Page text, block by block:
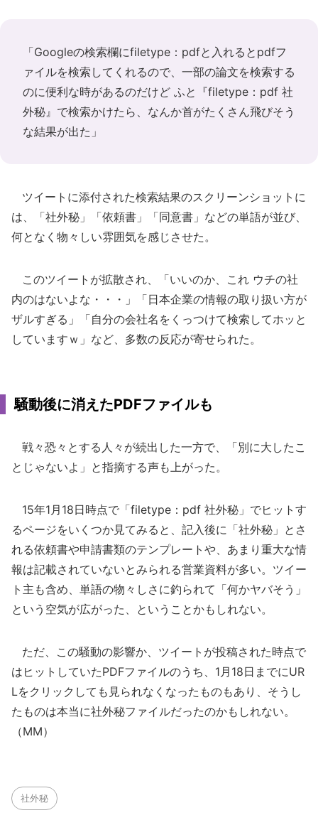
「Googleの検索欄にfiletype：pdfと入れるとpdfフ
ァイルを検索してくれるので、一部の論文を検索する
のに便利な時があるのだけど ふと『filetype：pdf 社
外秘』で検索かけたら、なんか首がたくさん飛びそう
な結果が出た」
ツイートに添付された検索結果のスクリーンショットに
は、「社外秘」「依頼書」「同意書」などの単語が並び、
何となく物々しい雰囲気を感じさせた。
このツイートが拡散され、「いいのか、これ ウチの社
内のはないよな・・・」「日本企業の情報の取り扱い方が
ザルすぎる」「自分の会社名をくっつけて検索してホッと
していますｗ」など、多数の反応が寄せられた。
騒動後に消えたPDFファイルも
戦々恐々とする人々が続出した一方で、「別に大したこ
とじゃないよ」と指摘する声も上がった。
15年1月18日時点で「filetype：pdf 社外秘」でヒットす
るページをいくつか見てみると、記入後に「社外秘」とさ
れる依頼書や申請書類のテンプレートや、あまり重大な情
報は記載されていないとみられる営業資料が多い。ツイー
ト主も含め、単語の物々しさに釣られて「何かヤバそう」
という空気が広がった、ということかもしれない。
ただ、この騒動の影響か、ツイートが投稿された時点で
はヒットしていたPDFファイルのうち、1月18日までにUR
Lをクリックしても見られなくなったものもあり、そうし
たものは本当に社外秘ファイルだったのかもしれない。
（MM）
社外秘